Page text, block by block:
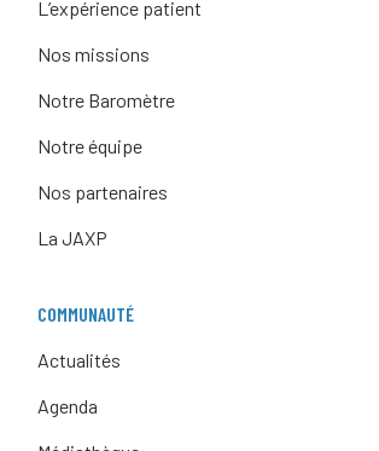
L’expérience patient
Nos missions
Notre Baromètre
Notre équipe
Nos partenaires
La JAXP
COMMUNAUTÉ
Actualités
Agenda